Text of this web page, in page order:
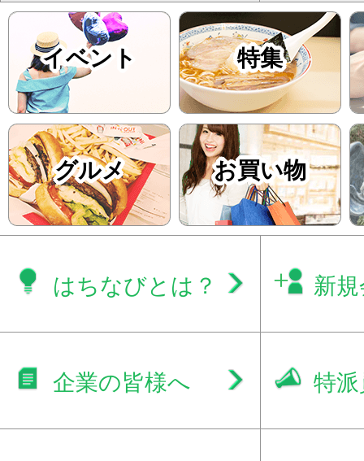
イベント 特集
グルメ お買い物
はちなびとは？ 新
企業の皆様へ 特